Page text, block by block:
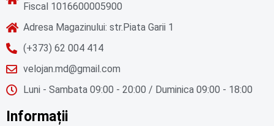
Fiscal 1016600005900
Adresa Magazinului: str.Piata Garii 1
(+373) 62 004 414
velojan.md@gmail.com
Luni - Sambata 09:00 - 20:00 / Duminica 09:00 - 18:00
Informații